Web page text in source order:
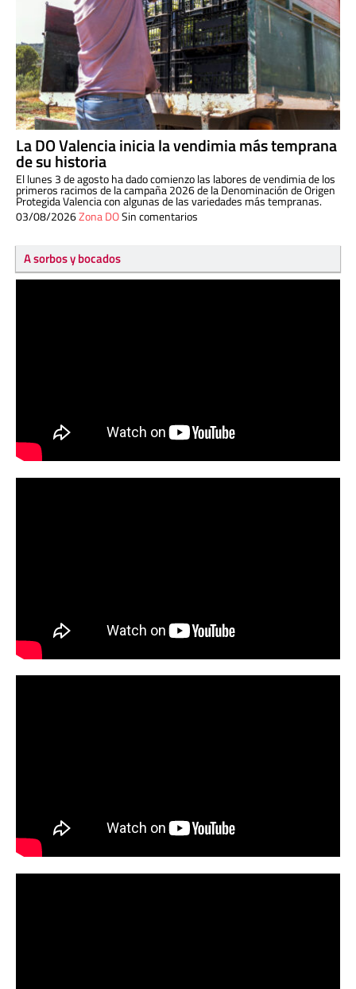
La DO Valencia inicia la vendimia más temprana
de su historia
El lunes 3 de agosto ha dado comienzo las labores de vendimia de los
primeros racimos de la campaña 2026 de la Denominación de Origen
Protegida Valencia con algunas de las variedades más tempranas.
03/08/2026Zona DOSin comentarios
A sorbos y bocados